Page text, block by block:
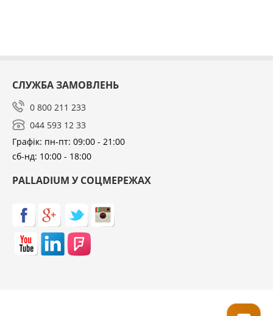
СЛУЖБА ЗАМОВЛЕНЬ
0 800 211 233
044 593 12 33
Графік: пн-пт: 09:00 - 21:00
сб-нд: 10:00 - 18:00
PALLADIUM У СОЦМЕРЕЖАХ